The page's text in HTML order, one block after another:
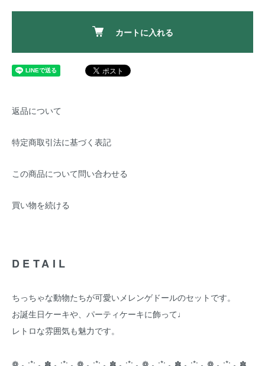
カートに入れる
返品について
特定商取引法に基づく表記
この商品について問い合わせる
買い物を続ける
DETAIL
ちっちゃな動物たちが可愛いメレンゲドールのセットです。
お誕生日ケーキや、パーティケーキに飾って♩
レトロな雰囲気も魅力です。
❁.｡.:*:.｡.✽.｡.:*:.｡.❁.｡.:*:.｡.✽.｡.:*:.｡.❁.｡.:*:.｡.✽.｡.:*:.｡.❁.｡.:*:.｡.✽